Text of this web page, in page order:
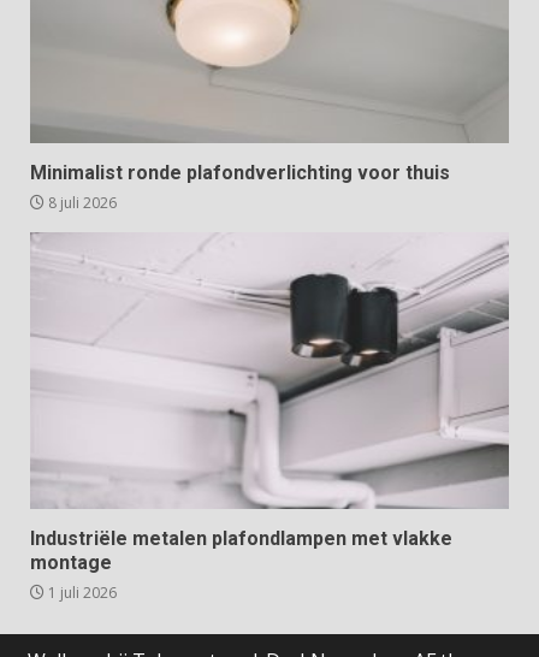
Minimalist ronde plafondverlichting voor thuis
8 juli 2026
Industriële metalen plafondlampen met vlakke
montage
1 juli 2026